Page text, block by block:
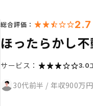
総合評価： 2.7
ほったらかし
サービス： 3.0
30代前半 / 年収900万